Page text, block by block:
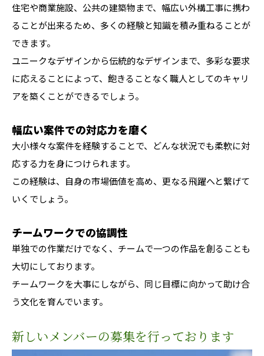
住宅や商業施設、公共の建築物まで、幅広い外構工事に携わ
ることが出来るため、多くの経験と知識を積み重ねることが
できます。
ユニークなデザインから伝統的なデザインまで、多彩な要求
に応えることによって、飽きることなく職人としてのキャリ
アを築くことができるでしょう。
幅広い案件での対応力を磨く
大小様々な案件を経験することで、どんな状況でも柔軟に対
応する力を身につけられます。
この経験は、自身の市場価値を高め、更なる飛躍へと繋げて
いくでしょう。
チームワークでの協調性
単独での作業だけでなく、チームで一つの作品を創ることも
大切にしております。
チームワークを大事にしながら、同じ目標に向かって助け合
う文化を育んでいます。
新しいメンバーの募集を行っております